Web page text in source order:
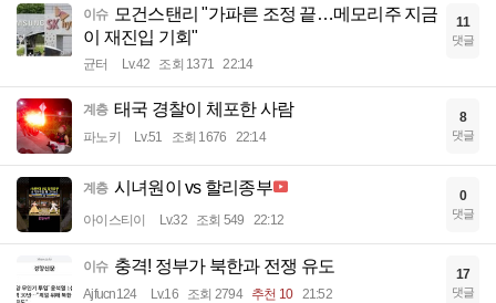
이슈
모건스탠리 "가파른 조정 끝…메모리주 지금
이 재진입 기회"
균터 Lv.42 조회 1371 22:14
11
댓글
계층 태국 경찰이 체포한 사람
파노키 Lv.51 조회 1676 22:14
8
댓글
계층 시녀원이 vs 할리종부
아이스티이 Lv.32 조회 549 22:12
0
댓글
이슈 충격! 정부가 북한과 전쟁 유도
Ajfucn124 Lv.16 조회 2794 추천 10 21:52
17
댓글